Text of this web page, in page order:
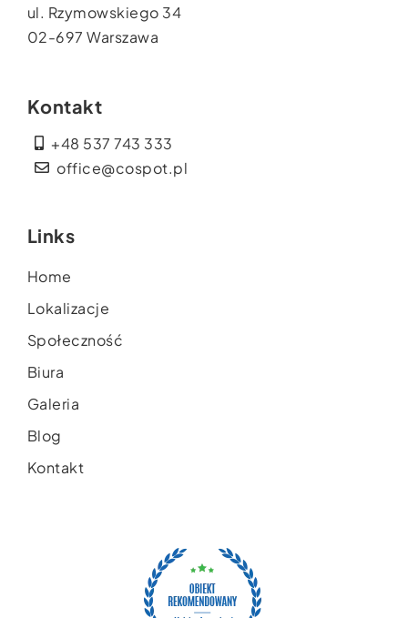
ul. Rzymowskiego 34
02-697 Warszawa
Kontakt
+48 537 743 333
office@cospot.pl
Links
Home
Lokalizacje
Społeczność
Biura
Galeria
Blog
Kontakt